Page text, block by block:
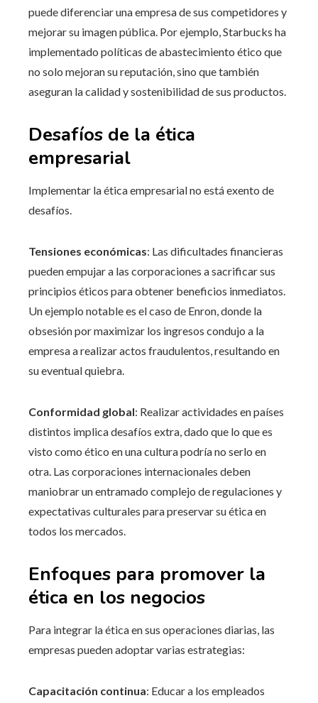
puede diferenciar una empresa de sus competidores y
mejorar su imagen pública. Por ejemplo, Starbucks ha
implementado políticas de abastecimiento ético que
no solo mejoran su reputación, sino que también
aseguran la calidad y sostenibilidad de sus productos.
Desafíos de la ética
empresarial
Implementar la ética empresarial no está exento de
desafíos.
Tensiones económicas: Las dificultades financieras
pueden empujar a las corporaciones a sacrificar sus
principios éticos para obtener beneficios inmediatos.
Un ejemplo notable es el caso de Enron, donde la
obsesión por maximizar los ingresos condujo a la
empresa a realizar actos fraudulentos, resultando en
su eventual quiebra.
Conformidad global: Realizar actividades en países
distintos implica desafíos extra, dado que lo que es
visto como ético en una cultura podría no serlo en
otra. Las corporaciones internacionales deben
maniobrar un entramado complejo de regulaciones y
expectativas culturales para preservar su ética en
todos los mercados.
Enfoques para promover la
ética en los negocios
Para integrar la ética en sus operaciones diarias, las
empresas pueden adoptar varias estrategias:
Capacitación continua: Educar a los empleados